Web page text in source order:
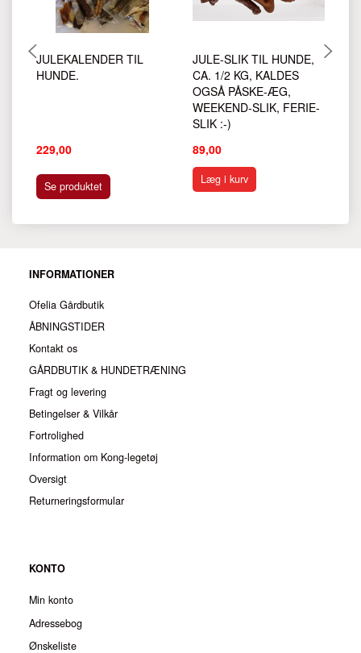
JULEKALENDER TIL
HUNDE.
229,00
Se produktet
JULE-SLIK TIL HUNDE,
CA. 1/2 KG, KALDES
OGSÅ PÅSKE-ÆG,
WEEKEND-SLIK, FERIE-
SLIK :-)
89,00
Læg i kurv
INFORMATIONER
Ofelia Gårdbutik
ÅBNINGSTIDER
Kontakt os
GÅRDBUTIK & HUNDETRÆNING
Fragt og levering
Betingelser & Vilkår
Fortrolighed
Information om Kong-legetøj
Oversigt
Returneringsformular
KONTO
Min konto
Adressebog
Ønskeliste